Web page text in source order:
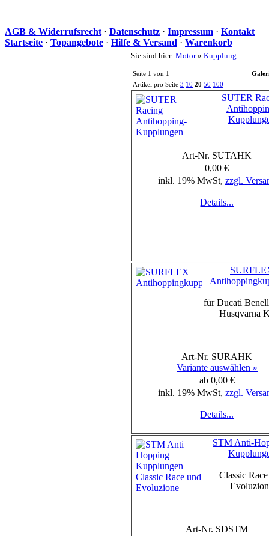
AGB & Widerrufsrecht · Datenschutz · Impressum · Kontakt
Startseite · Topangebote · Hilfe & Versand · Warenkorb
Sie sind hier: Motor» Kupplung
Seite 1 von 1
Artikel pro Seite 3 10 20 50 100
SUTER
Art-Nr. SUTAHK
0,00 €
inkl. 19% MwSt, zzgl.
Details...
für Ducati
Husqvarna
Art-Nr. SURAHK
Variante auswählen »
ab 0,00 €
inkl. 19% MwSt, zzgl.
Details...
STM Anti-
Classic
Art-Nr. SDSTM